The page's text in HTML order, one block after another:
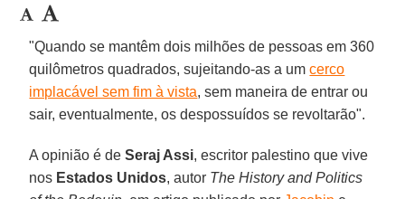
"Quando se mantêm dois milhões de pessoas em 360
quilômetros quadrados, sujeitando-as a umcerco
implacável sem fim à vista, sem maneira de entrar ou
sair, eventualmente, os despossuídos se revoltarão".
A opinião é deSeraj Assi, escritor palestino que vive
nos Estados Unidos, autor The History and Politics